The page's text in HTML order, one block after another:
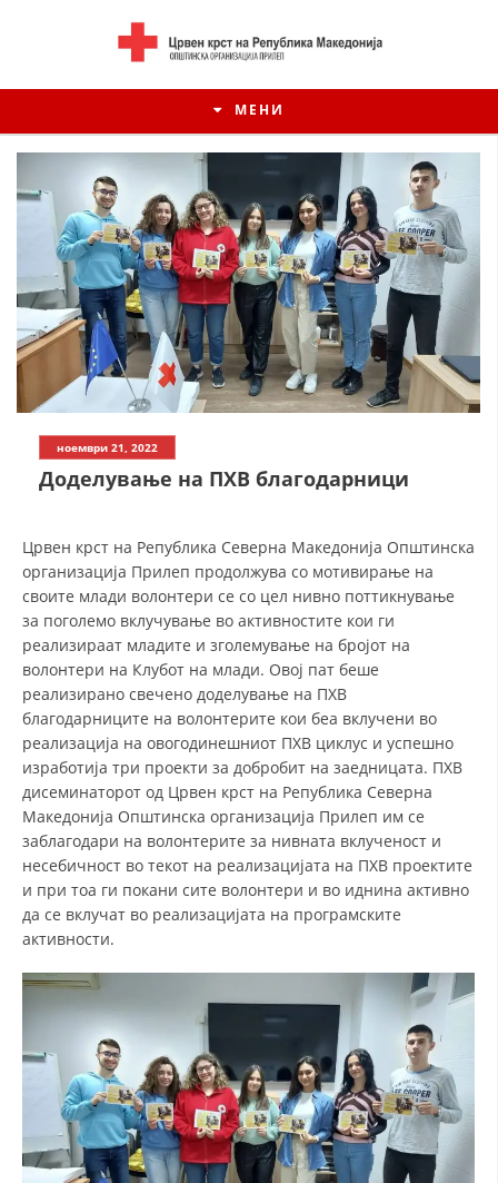
МЕНИ
ИСТОРИЈАТ НА ЦКРСМ
ИСТОРИЈАТ НА ДВИЖЕЊЕТО
КОНТАКТ ИНФОРМАЦИИ
ЧЛЕНСТВО ВО ПРОФЕСИОНАЛНИ ТЕЛА
ЗАКОН ЗА ЦКРМ
СТАТУТ НА ЦКРМ
ОРГАНИЗАЦИЈА И РАЗВОЈ
РАКОВОДЕН ОДБОР
ДИСЕМИНАЦИЈА
MЕЃУНАРОДНО ХУМАНИТАРНО ПРАВО
ПРОМОЦИЈА НА ХУМАНИ ВРЕДНОСТИ
УПОТРЕБА И ЗАШТИТА НА АМБЛЕМОТ
ноември 21, 2022
Доделување на ПХВ благодарници
Црвен крст на Република Северна Македонија Општинска
организација Прилеп продолжува со мотивирање на
своите млади волонтери се со цел нивно поттикнување
за поголемо вклучување во активностите кои ги
реализираат младите и зголемување на бројот на
волонтери на Клубот на млади. Овој пат беше
реализирано свечено доделување на ПХВ
благодарниците на волонтерите кои беа вклучени во
реализација на овогодинешниот ПХВ циклус и успешно
изработија три проекти за добробит на заедницата. ПХВ
дисеминаторот од Црвен крст на Република Северна
Македонија Општинска организација Прилеп им се
заблагодари на волонтерите за нивната вклученост и
несебичност во текот на реализацијата на ПХВ проектите
и при тоа ги покани сите волонтери и во иднина активно
да се вклучат во реализацијата на програмските
активности.